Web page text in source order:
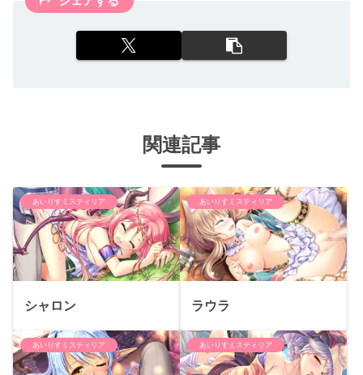
関連記事
あいりすミスティリア
シャロン
あいりすミスティリア
ラウラ
あいりすミスティリア あいりすミスティリア